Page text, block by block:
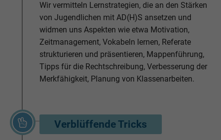
Wir vermitteln Lernstrategien, die an den Stärken
von Jugendlichen mit AD(H)S ansetzen und
widmen uns Aspekten wie etwa Motivation,
Zeitmanagement, Vokabeln lernen, Referate
strukturieren und präsentieren, Mappenführung,
Tipps für die Rechtschreibung, Verbesserung der
Merkfähigkeit, Planung von Klassenarbeiten.
Verblüffende Tricks